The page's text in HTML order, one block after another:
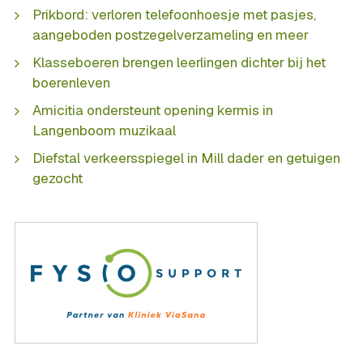
Prikbord: verloren telefoonhoesje met pasjes,
aangeboden postzegelverzameling en meer
Klasseboeren brengen leerlingen dichter bij het
boerenleven
Amicitia ondersteunt opening kermis in
Langenboom muzikaal
Diefstal verkeersspiegel in Mill dader en getuigen
gezocht